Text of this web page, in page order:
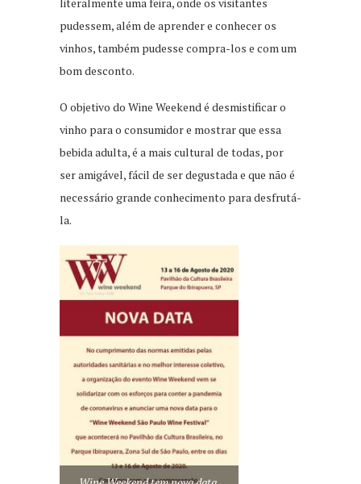
pudessem, além de aprender e conhecer os
vinhos, também pudesse compra-los e com um
bom desconto.
O objetivo do Wine Weekend é desmistificar o
vinho para o consumidor e mostrar que essa
bebida adulta, é a mais cultural de todas, por
ser amigável, fácil de ser degustada e que não é
necessário grande conhecimento para desfrutá-
la.